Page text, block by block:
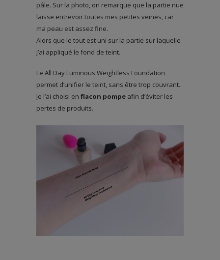
pâle. Sur la photo, on remarque que la partie nue
laisse entrevoir toutes mes petites veines, car
ma peau est assez fine.
Alors que le tout est uni sur la partie sur laquelle
j’ai appliqué le fond de teint.
Le All Day Luminous Weightless Foundation
permet d’unifier le teint, sans être trop couvrant.
Je l’ai choisi en flacon pompe afin d’éviter les
pertes de produits.